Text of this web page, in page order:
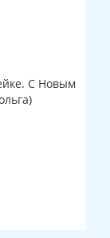
С Новым